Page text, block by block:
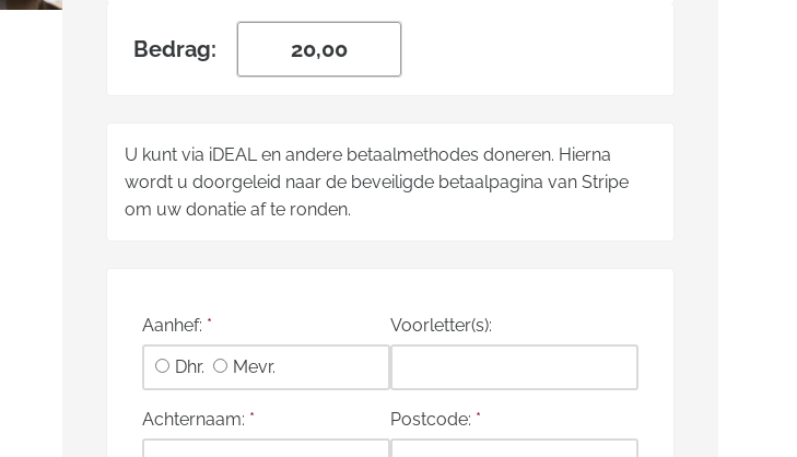
Bedrag:
U kunt via iDEAL en andere betaalmethodes doneren. Hierna
wordt u doorgeleid naar de beveiligde betaalpagina van Stripe
om uw donatie af te ronden.
Aanhef: *
Dhr.
Mevr.
Voorletter(s):
Achternaam: * Postcode: *